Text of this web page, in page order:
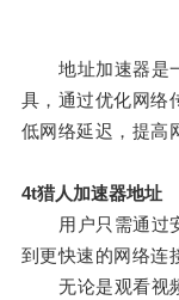
地址加速器是一
具，通过优化网络
低网络延迟，提高
4t猎人加速器地址
用户只需通过安
到更快速的网络连
无论是观看视频